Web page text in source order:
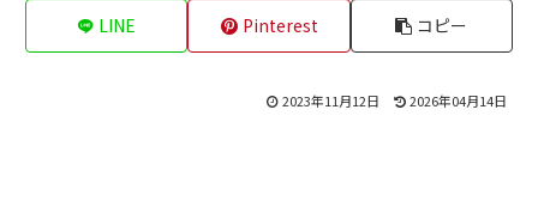
LINE Pinterest コピー
2023年11月12日 2026年04月14日